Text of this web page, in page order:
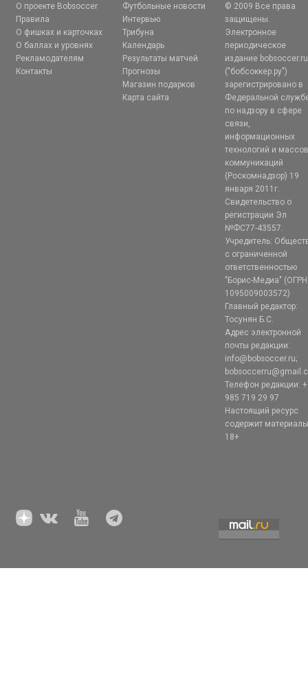
О проекте Bobsoccer
Правила
О фишках и карточках
О баллах и уровнях
Рекламодателям
Контакты
Футбольные новости
Интервью
Трибуна
Календарь
Результаты матчей
Прогнозы
Магазин подарков
Карта сайта
© 2009 Все права
защищены.
Электронное
периодическое
издание bobsoccer.ru
("бобсоккер.ру")
зарегистрировано в
Федеральной
по надзору в сфере
связи,
информационных
технологий и
коммуникаций
(Роскомнадзор) 19
января 2011г.
Свидетельство о
регистрации Эл
№ФС77-43557.
Учредитель:
с ограниченной
ответственностью
"Борис-Медиа" (ОГРН
1095009003572)
Главный редактор:
Тосунян Б.С.
Адрес электронной
почты редакции:
info@bobsoccer.ru;
Телефон редакции:
985 719 29 97
Настоящий ресурс
содержит
18+